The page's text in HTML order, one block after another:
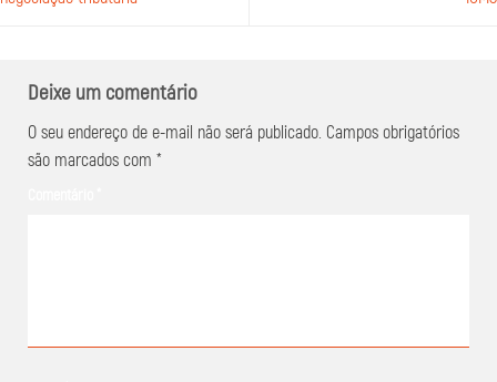
Deixe um comentário
O seu endereço de e-mail não será publicado. Campos obrigatórios
são marcados com *